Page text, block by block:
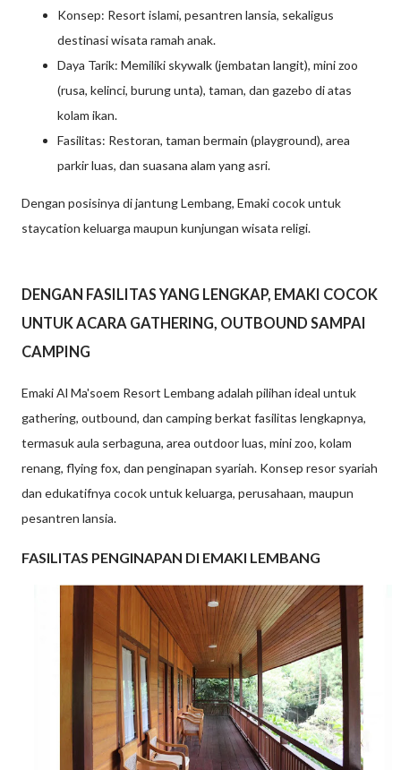
Konsep: Resort islami, pesantren lansia, sekaligus
destinasi wisata ramah anak.
Daya Tarik: Memiliki skywalk (jembatan langit), mini zoo
(rusa, kelinci, burung unta), taman, dan gazebo di atas
kolam ikan.
Fasilitas: Restoran, taman bermain (playground), area
parkir luas, dan suasana alam yang asri.
Dengan posisinya di jantung Lembang, Emaki cocok untuk
staycation keluarga maupun kunjungan wisata religi.
DENGAN FASILITAS YANG LENGKAP, EMAKI COCOK
UNTUK ACARA GATHERING, OUTBOUND SAMPAI
CAMPING
Emaki Al Ma'soem Resort Lembang adalah pilihan ideal untuk
gathering, outbound, dan camping berkat fasilitas lengkapnya,
termasuk aula serbaguna, area outdoor luas, mini zoo, kolam
renang, flying fox, dan penginapan syariah. Konsep resor syariah
dan edukatifnya cocok untuk keluarga, perusahaan, maupun
pesantren lansia.
FASILITAS PENGINAPAN DI EMAKI LEMBANG